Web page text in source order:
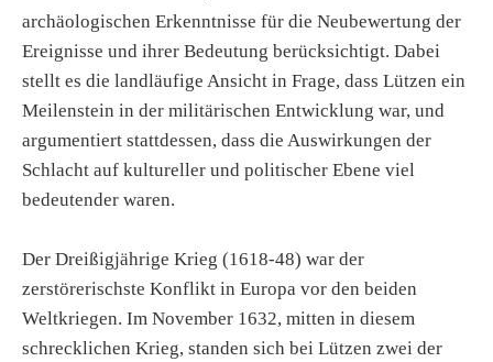
archäologischen Erkenntnisse für die Neubewertung der
Ereignisse und ihrer Bedeutung berücksichtigt. Dabei
stellt es die landläufige Ansicht in Frage, dass Lützen ein
Meilenstein in der militärischen Entwicklung war, und
argumentiert stattdessen, dass die Auswirkungen der
Schlacht auf kultureller und politischer Ebene viel
bedeutender waren.
Der Dreißigjährige Krieg (1618-48) war der
zerstörerischste Konflikt in Europa vor den beiden
Weltkriegen. Im November 1632, mitten in diesem
schrecklichen Krieg, standen sich bei Lützen zwei der